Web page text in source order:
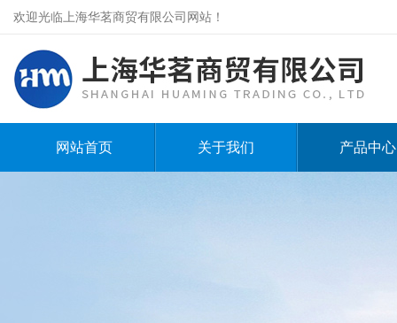
欢迎光临上海华茗商贸有限公司网站！
网站首页 关于我们 产品中心